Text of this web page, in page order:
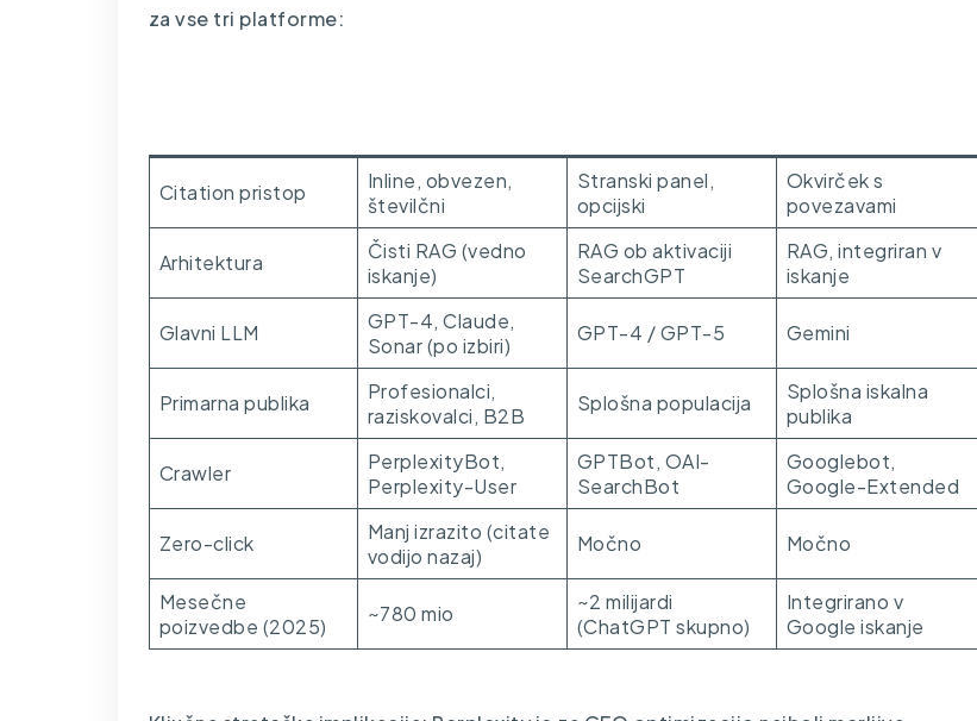
za vse tri platforme:
Citation pristop
Inline, obvezen,
številčni
Stranski panel,
opcijski
Okvirček s
povezavami
Arhitektura
Čisti RAG (vedno
iskanje)
RAG ob aktivaciji
SearchGPT
RAG, integriran v
iskanje
Glavni LLM
GPT-4, Claude,
Sonar (po izbiri)
GPT-4 / GPT-5 Gemini
Primarna publika
Profesionalci,
raziskovalci, B2B
Splošna populacija
Splošna iskalna
publika
Crawler
PerplexityBot,
Perplexity-User
GPTBot, OAI-
SearchBot
Googlebot,
Google-Extended
Zero-click
Manj izrazito (citate
vodijo nazaj)
Močno Močno
Mesečne
poizvedbe (2025)
~780 mio
~2 milijardi
(ChatGPT skupno)
Integrirano v
Google iskanje